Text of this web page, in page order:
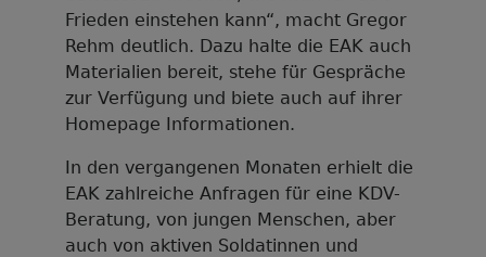
Frieden einstehen kann“, macht Gregor
Rehm deutlich. Dazu halte die EAK auch
Materialien bereit, stehe für Gespräche
zur Verfügung und biete auch auf ihrer
Homepage Informationen.
In den vergangenen Monaten erhielt die
EAK zahlreiche Anfragen für eine KDV-
Beratung, von jungen Menschen, aber
auch von aktiven Soldatinnen und